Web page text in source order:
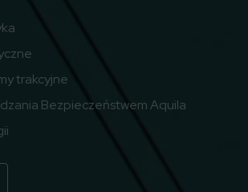
trakcyjne
Bezpieczeństwem Aquila